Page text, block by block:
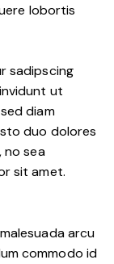
lobortis
sadipscing
ut
diam
duo dolores
no sea
sit amet.
arcu
commodo id